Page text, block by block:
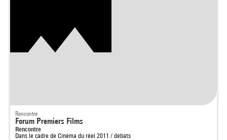
Rencontre
Forum Premiers Films
Rencontre
Dans le cadre de Cinéma du réel 2011 / débats